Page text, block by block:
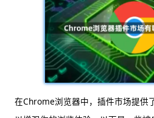
在Chrome浏览器中，插件市场提供